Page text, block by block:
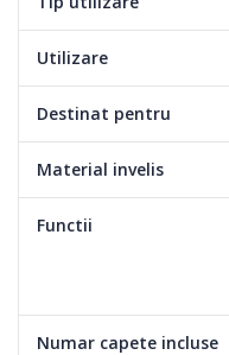
Utilizare
Destinat pentru
Material invelis
Functii
Numar capete incluse